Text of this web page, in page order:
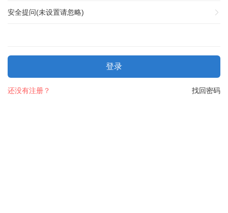
安全提问(未设置请忽略)
登录
找回密码
还没有注册？